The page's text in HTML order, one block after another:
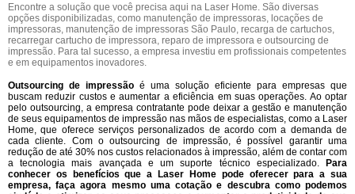
Encontre a solução que você precisa aqui na Laser Home. São diversas
opções disponibilizadas, como manutenção de impressoras, locações de
impressoras, manutenção de impressoras São Paulo, recarga de cartuchos,
recarregar cartucho de impressora, reparo de impressora e outsourcing de
impressão. Para tal sucesso, a empresa investiu em profissionais competentes
e em equipamentos inovadores.
Outsourcing de impressão é uma solução eficiente para empresas que
buscam reduzir custos e aumentar a eficiência em suas operações. Ao optar
pelo outsourcing, a empresa contratante pode deixar a gestão e manutenção
de seus equipamentos de impressão nas mãos de especialistas, como a Laser
Home, que oferece serviços personalizados de acordo com a demanda de
cada cliente. Com o outsourcing de impressão, é possível garantir uma
redução de até 30% nos custos relacionados à impressão, além de contar com
a tecnologia mais avançada e um suporte técnico especializado. Para
conhecer os benefícios que a Laser Home pode oferecer para a sua
empresa, faça agora mesmo uma cotação e descubra como podemos